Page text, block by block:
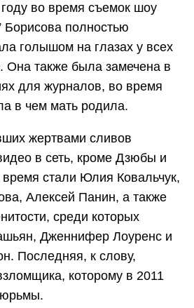
во время съемок шоу
Борисова полностью
голышом на глазах у всех
Она также была замечена в
для журналов, во время
в чем мать родила.
жертвами сливов
в сеть, кроме Дзюбы и
стали Юлия Ковальчук,
Алексей Панин, а также
среди которых
Дженнифер Лоуренс и
Последняя, к слову,
которому в 2011